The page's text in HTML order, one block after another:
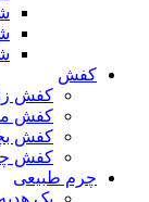
کفش
کفش
کفش
کفش
کفش
چرم طبیعی
پک هدیه